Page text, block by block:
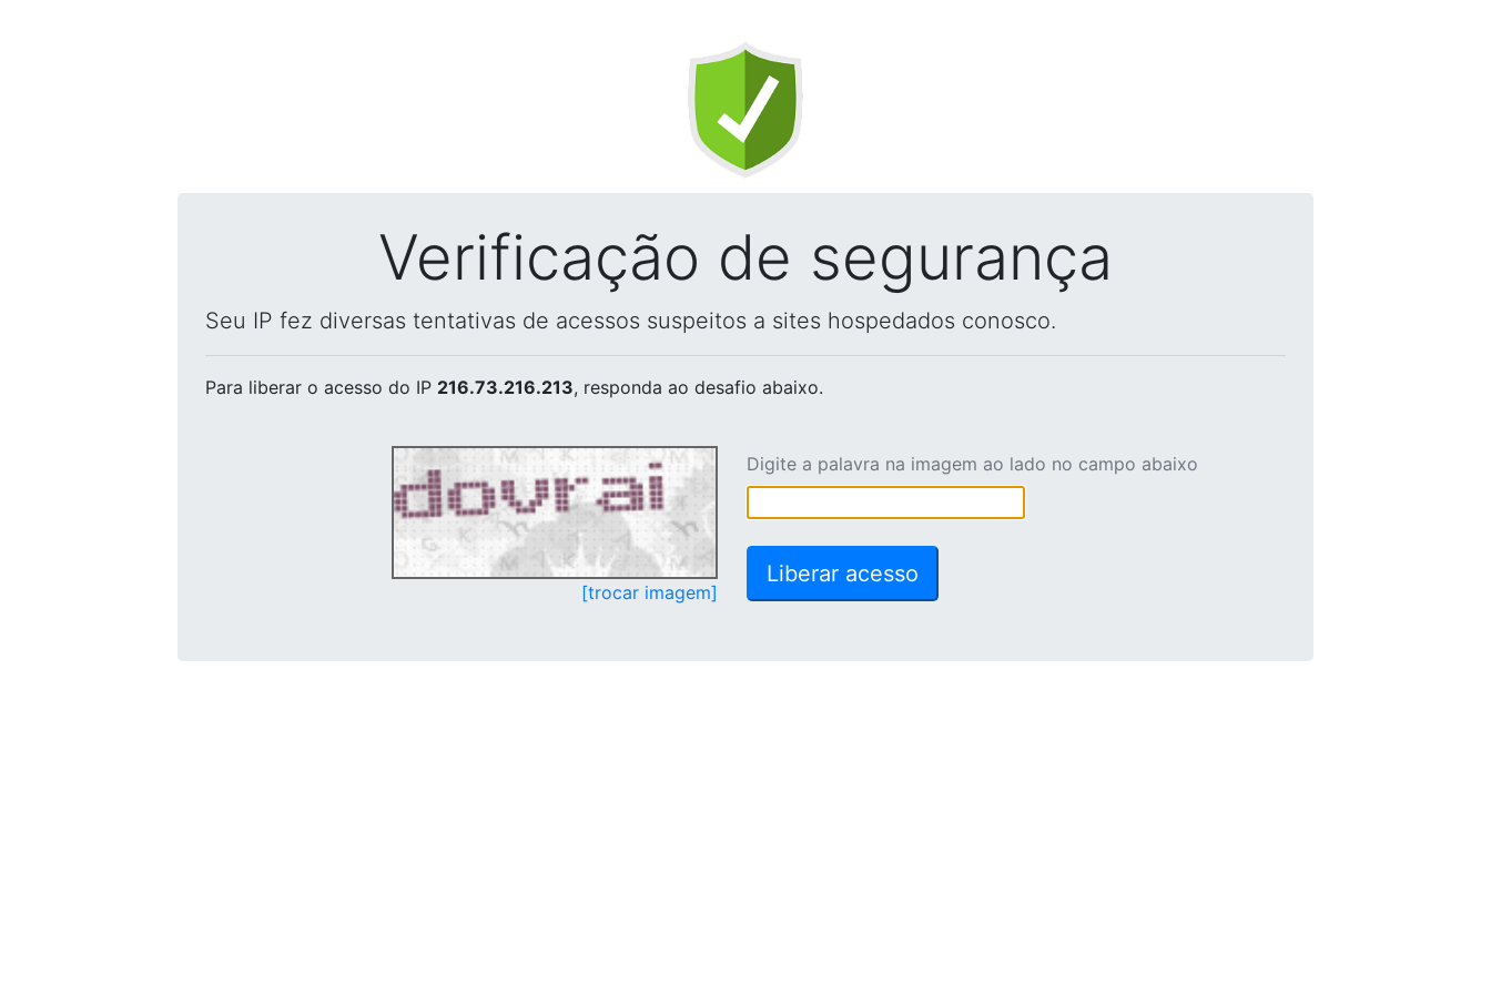
Verificação de segurança
Seu IP fez diversas tentativas de acessos suspeitos a sites hospedados conosco.
Para liberar o acesso do IP 216.73.216.213, responda ao desafio abaixo.
[trocar imagem]
Digite a palavra na imagem ao lado no campo abaixo